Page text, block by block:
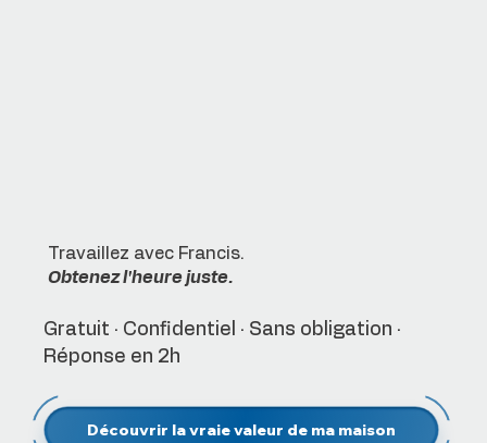
Travaillez avec Francis.
Obtenez l'heure juste.
Gratuit · Confidentiel · Sans obligation ·
Réponse en 2h